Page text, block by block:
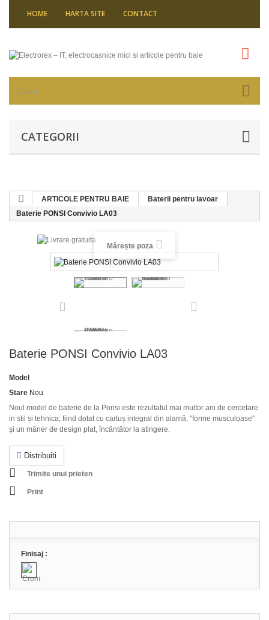
HOME HARTA SITE CONTACT
CATEGORII
ARTICOLE PENTRU BAIE
Baterii pentru lavoar
Baterie PONSI Convivio LA03
Mărește poza
Baterie PONSI Convivio LA03
Model
Stare Nou
Noul model de baterie de la Ponsi este rezultatul mai multor ani de cercetare
in stil și tehnica; fiind dotat cu cartuș integral din alamă, "forme musculoase"
și un mâner de design plat, încântător la atingere.
Distribuiti
Trimite unui prieten
Print
Finisaj :